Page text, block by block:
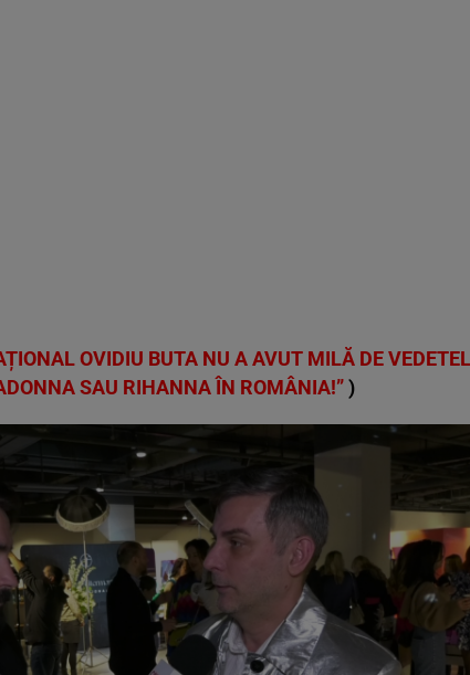
OVIDIU BUTA NU A AVUT MILĂ DE
SAU RIHANNA ÎN ROMÂNIA!”)